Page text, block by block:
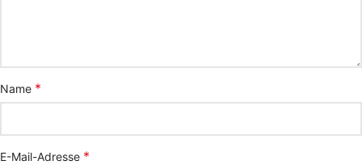
Name *
E-Mail-Adresse *